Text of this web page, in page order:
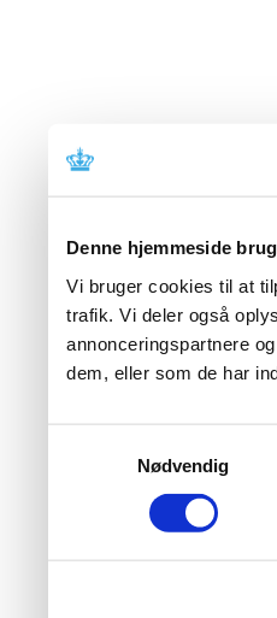
Denne hjemmeside
Vi bruger cookies til at
trafik. Vi deler også
annonceringspartnere
dem, eller som de har
Nødvendig